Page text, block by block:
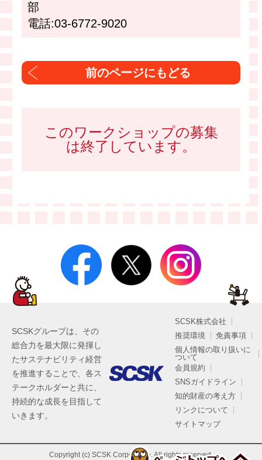
部
電話:03-6772-9020
このワークショップの募集
は終了しています。
SCSKグループは、その
総合力を最大限に発揮し
たサステナビリティ経営
を推進することで、各ス
テークホルダーと共に、
持続的な成長を目指して
いきます。
SCSK株式会社
推奨環境
免責事項
個人情報の取り扱いに
ついて
会員規約
SNSガイドライン
知的財産の考え方
リンクについて
サイトマップ
Copyright (c) SCSK Corporation. All rights reserved.